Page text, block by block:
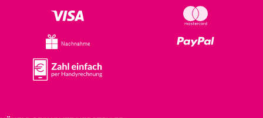
Nachnahme